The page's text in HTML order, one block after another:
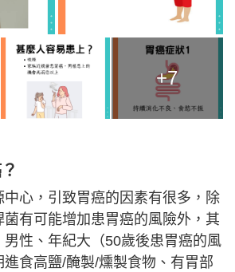
+7
心，引致胃癌的因素有很多，除
菌有可能增加患胃癌的風險外，其
性、年紀大（50歲後患胃癌的風
進食高鹽/醃製/燻製食物、有胃部